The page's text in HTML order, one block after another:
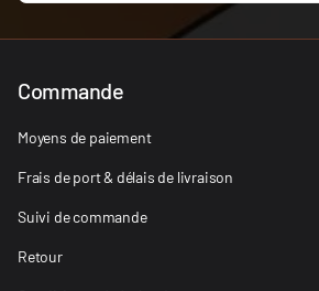
Commande
Moyens de paiement
Frais de port & délais de livraison
Suivi de commande
Retour